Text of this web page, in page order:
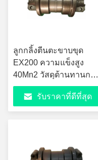
ลูกกลิ้งตีนตะขาบขุด
EX200 ความแข็งสูง
40Mn2 วัสดุต้านทานการ
สึกหรอ
รับราคาที่ดีที่สุด